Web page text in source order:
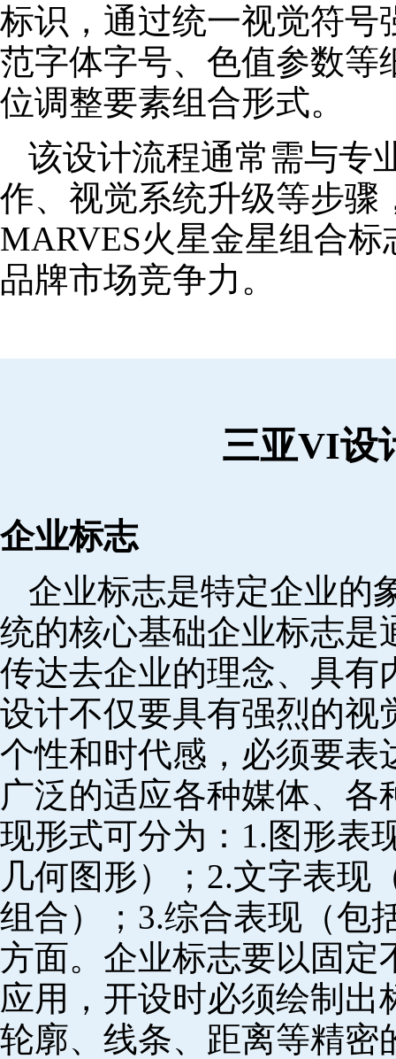
标识，通过统一视觉符号
范字体字号、色值参数等
位调整要素组合形式。
该设计流程通常需与专
作、视觉系统升级等步
MARVES火星金星组合
品牌市场竞争力。
三亚VI设
企业标志
企业标志是特定企业的
统的核心基础企业标志是
传达去企业的理念、具有
设计不仅要具有强烈的视
个性和时代感，必须要表
广泛的适应各种媒体、
现形式可分为：1.图形表
几何图形）；2.文字表现
组合）；3.综合表现（包
方面。企业标志要以固定
应用，开设时必须绘制
轮廓、线条、距离等精密